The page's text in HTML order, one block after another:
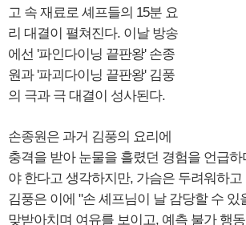
고 속 재료로 셰프들의 15분 요
리 대결이 펼쳐진다. 이날 방송
에선 '파인다이닝 끝판왕' 손종
원과 '파괴다이닝 끝판왕' 김풍
의 극과 극 대결이 성사된다.
손종원은 과거 김풍의 요리에
충격을 받아 눈물을 흘렸던 경험을 언급하
야 한다고 생각하지만, 가슴은 두려워하
김풍은 이에 "손 셰프님이 날 감당할 수 있
맞받아치며 여유를 보이고, 예측 불가 행